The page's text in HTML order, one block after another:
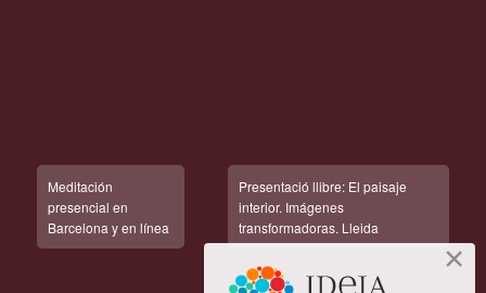
Meditación
presencial en
Barcelona y en línea
Presentació llibre: El paisaje
interior. Imágenes
transformadoras. Lleida